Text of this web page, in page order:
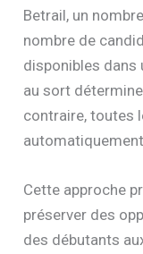
Betrail, un
nombre de
disponibles dans
au sort
contraire, toutes
Cette approche
préserver des
des débutants